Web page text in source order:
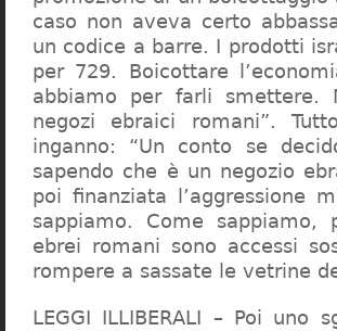
caso non aveva certo
un codice a barre. I prodotti
per 729. Boicottare
abbiamo per farli smettere.
negozi ebraici romani”.
inganno: “Un conto se
sapendo che è un negozio
poi finanziata l’aggressione
sappiamo. Come
ebrei romani sono accessi
rompere a sassate le vetrine
LEGGI ILLIBERALI – Poi uno